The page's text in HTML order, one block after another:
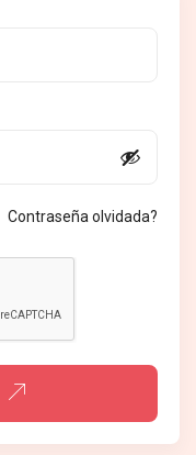
Contraseña olvidada?